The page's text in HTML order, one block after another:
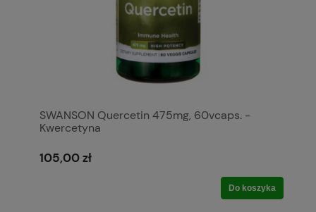
SWANSON Quercetin 475mg, 60vcaps. -
Kwercetyna
105,00 zł
Do koszyka